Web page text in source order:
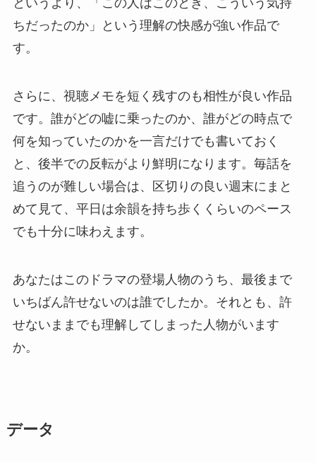
というより、「この人はこのとき、こういう気持
ちだったのか」という理解の快感が強い作品で
す。
さらに、視聴メモを短く残すのも相性が良い作品
です。誰がどの嘘に乗ったのか、誰がどの時点で
何を知っていたのかを一言だけでも書いておく
と、後半での反転がより鮮明になります。毎話を
追うのが難しい場合は、区切りの良い週末にまと
めて見て、平日は余韻を持ち歩くくらいのペース
でも十分に味わえます。
あなたはこのドラマの登場人物のうち、最後まで
いちばん許せないのは誰でしたか。それとも、許
せないままでも理解してしまった人物がいます
か。
データ